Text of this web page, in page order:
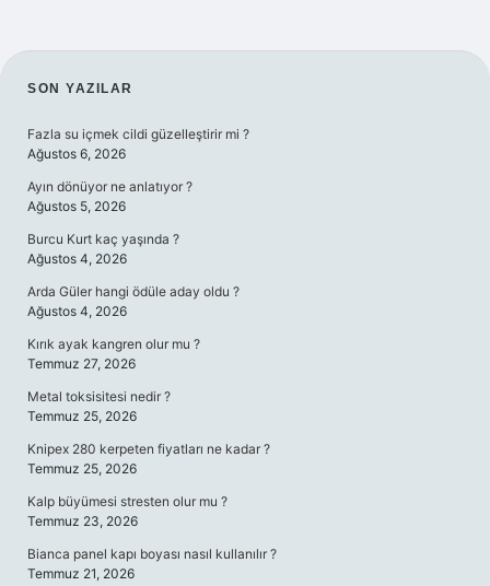
SIDEBAR
SON YAZILAR
Fazla su içmek cildi güzelleştirir mi ?
Ağustos 6, 2026
Ayın dönüyor ne anlatıyor ?
Ağustos 5, 2026
Burcu Kurt kaç yaşında ?
Ağustos 4, 2026
Arda Güler hangi ödüle aday oldu ?
Ağustos 4, 2026
Kırık ayak kangren olur mu ?
Temmuz 27, 2026
Metal toksisitesi nedir ?
Temmuz 25, 2026
Knipex 280 kerpeten fiyatları ne kadar ?
Temmuz 25, 2026
Kalp büyümesi stresten olur mu ?
Temmuz 23, 2026
Bianca panel kapı boyası nasıl kullanılır ?
Temmuz 21, 2026